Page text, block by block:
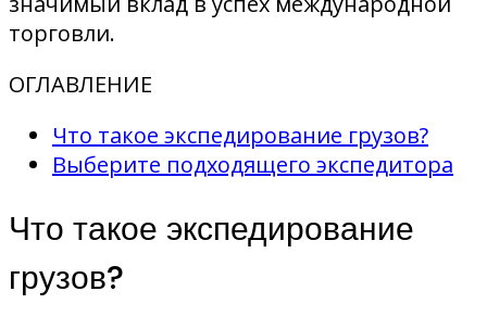
торговли.
ОГЛАВЛЕНИЕ
Что такое экспедирование грузов?
Выберите подходящего экспедитора
Что такое экспедирование
грузов?